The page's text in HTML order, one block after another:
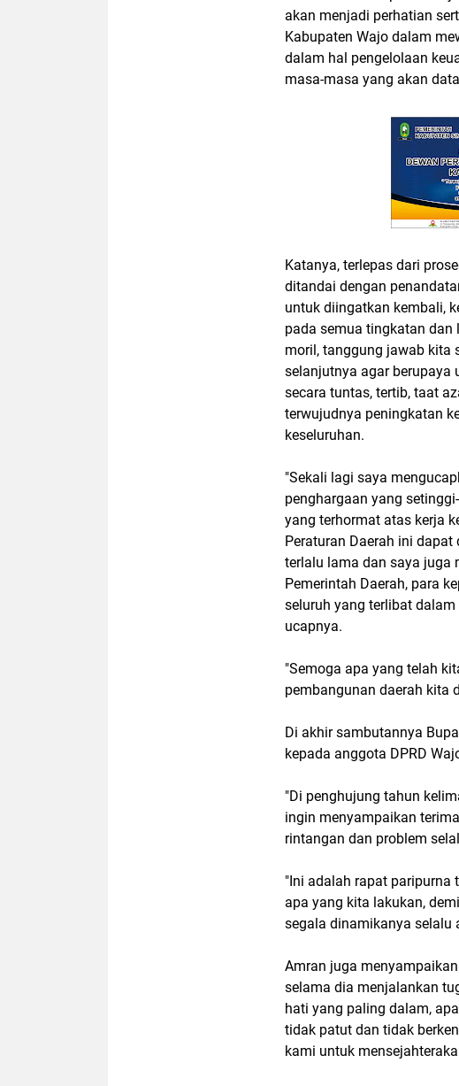
akan menjadi perhatian
Kabupaten Wajo dalam
dalam hal pengelolaan
masa-masa yang akan
Katanya, terlepas dari
ditandai dengan
untuk diingatkan kembali,
pada semua tingkatan dan
moril, tanggung jawab kita
selanjutnya agar berupaya
secara tuntas, tertib, taat
terwujudnya peningkatan
keseluruhan.
"Sekali lagi saya
penghargaan yang
yang terhormat atas kerja
Peraturan Daerah ini
terlalu lama dan saya juga
Pemerintah Daerah, para
seluruh yang terlibat dalam
ucapnya.
"Semoga apa yang telah
pembangunan daerah kita
Di akhir sambutannya
kepada anggota DPRD
"Di penghujung tahun
ingin menyampaikan
rintangan dan problem
"Ini adalah rapat paripurna
apa yang kita lakukan,
segala dinamikanya selalu
Amran juga
selama dia menjalankan
hati yang paling dalam,
tidak patut dan tidak
kami untuk